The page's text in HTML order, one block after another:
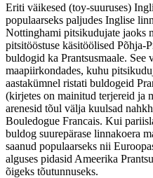
Eriti väikesed (toy-suuruses)
populaarseks paljudes Inglise
Nottinghami pitsikudujate jaoks
pitsitööstuse käsitöölised Põhja-
buldogid ka Prantsusmaale. See
maapiirkondades, kuhu
aastakümnel ristati buldogeid
(kirjetes on mainitud terjereid ja
arenesid tõul välja kuulsad
Bouledogue Francais. Kui
buldog suurepärase linnakoera
saanud populaarseks nii
alguses pidasid Ameerika
õigeks tõutunnuseks.